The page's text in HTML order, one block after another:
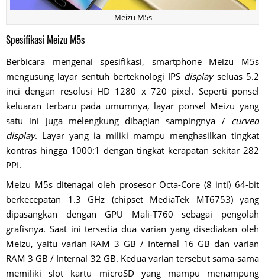
Meizu M5s
Spesifikasi Meizu M5s
Berbicara mengenai spesifikasi, smartphone Meizu M5s
mengusung layar sentuh berteknologi IPS displayseluas 5.2
inci dengan resolusi HD 1280 x 720 pixel. Seperti ponsel
keluaran terbaru pada umumnya, layar ponsel Meizu yang
satu ini juga melengkung dibagian sampingnya / curved
display. Layar yang ia miliki mampu menghasilkan tingkat
kontras hingga 1000:1 dengan tingkat kerapatan sekitar 282
PPI.
Meizu M5s ditenagai oleh prosesor Octa-Core (8 inti) 64-bit
berkecepatan 1.3 GHz (chipset MediaTek MT6753) yang
dipasangkan dengan GPU Mali-T760 sebagai pengolah
grafisnya. Saat ini tersedia dua varian yang disediakan oleh
Meizu, yaitu varian RAM 3 GB / Internal 16 GB dan varian
RAM 3 GB / Internal 32 GB. Kedua varian tersebut sama-sama
memiliki slot kartu microSD yang mampu menampung